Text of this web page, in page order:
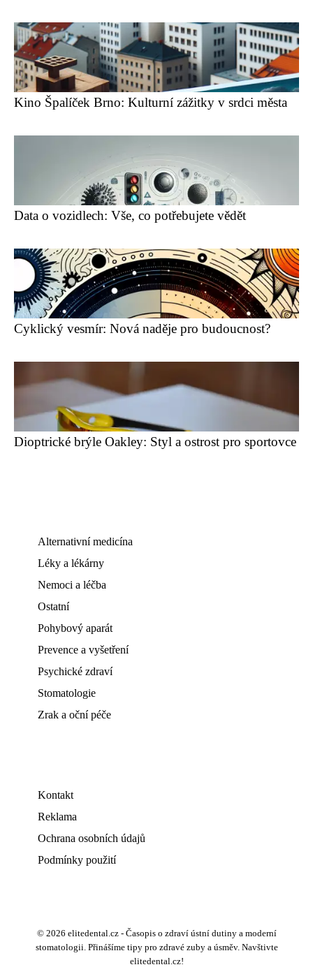
Kino Špalíček Brno: Kulturní zážitky v srdci města
Data o vozidlech: Vše, co potřebujete vědět
Cyklický vesmír: Nová naděje pro budoucnost?
Dioptrické brýle Oakley: Styl a ostrost pro sportovce
Alternativní medicína
Léky a lékárny
Nemoci a léčba
Ostatní
Pohybový aparát
Prevence a vyšetření
Psychické zdraví
Stomatologie
Zrak a oční péče
Kontakt
Reklama
Ochrana osobních údajů
Podmínky použití
© 2026 elitedental.cz - Časopis o zdraví ústní dutiny a moderní
stomatologii. Přinášíme tipy pro zdravé zuby a úsměv. Navštivte
elitedental.cz!